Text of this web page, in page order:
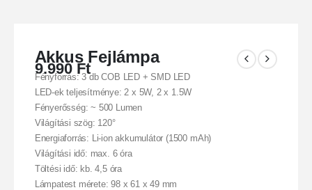
Akkus Fejlámpa
9.990 Ft
Fényforrás: 3 db COB LED + SMD LED
LED-ek teljesítménye: 2 x 5W, 2 x 1.5W
Fényerősség: ~ 500 Lumen
Világítási szög: 120°
Energiaforrás: Li-ion akkumulátor (1500 mAh)
Világítási idő: max. 6 óra
Töltési idő: kb. 4,5 óra
Lámpatest mérete: 98 x 61 x 49 mm